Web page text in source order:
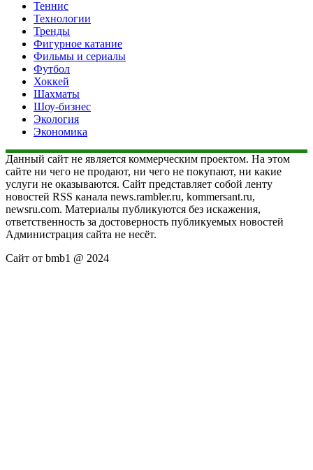
Теннис
Технологии
Тренды
Фигурное катание
Фильмы и сериалы
Футбол
Хоккей
Шахматы
Шоу-бизнес
Экология
Экономика
Данный сайт не является коммерческим проектом. На этом
сайте ни чего не продают, ни чего не покупают, ни какие
услуги не оказываются. Сайт представляет собой ленту
новостей RSS канала news.rambler.ru, kommersant.ru,
newsru.com. Материалы публикуются без искажения,
ответственность за достоверность публикуемых новостей
Администрация сайта не несёт.
Сайт от bmb1 @ 2024